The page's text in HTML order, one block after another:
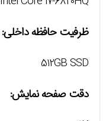
ظرفیت حافظه داخلی:
512GB SSD
دقت صفحه نمایش: